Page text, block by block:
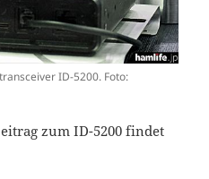
ID-5200. Foto:
zum ID-5200 findet